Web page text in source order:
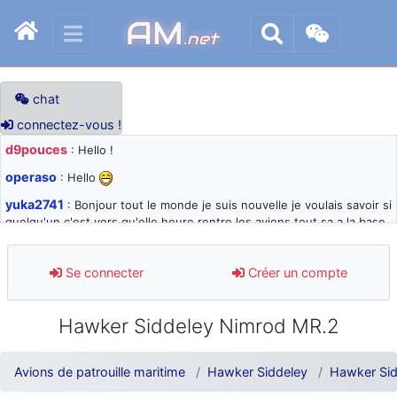
AM.net
chat
connectez-vous !
d9pouces : Hello !
operaso : Hello
yuka2741 : Bonjour tout le monde je suis nouvelle je voulais savoir si
quelqu'un c'est vers qu'elle heure rentre les avions tout sa a la base
d9pouces: désolé pour les quelques blocages du site ces derniers
jours : je teste des méthodes contre le spam et les bots trop nocifs
: Super, la nouvelle bannière
d9pouces
: je suis un avion@,._,+ > lesquels ? je ne suis pas sûr de
comprendre
Se connecter Créer un compte
Hawker Siddeley Nimrod MR.2
Avions de patrouille maritime Hawker Siddeley Hawker